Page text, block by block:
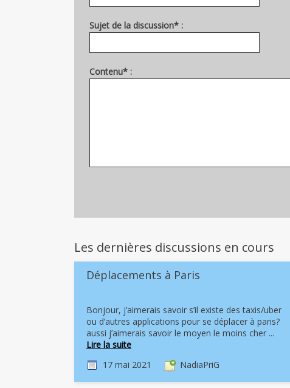
Sujet de la discussion* :
Contenu* :
Les dernières discussions en cours
Déplacements à Paris
Bonjour, j’aimerais savoir s’il existe des taxis/uber
ou d’autres applications pour se déplacer à paris?
aussi j’aimerais savoir le moyen le moins cher ...
Lire la suite
17 mai 2021
NadiaPriG